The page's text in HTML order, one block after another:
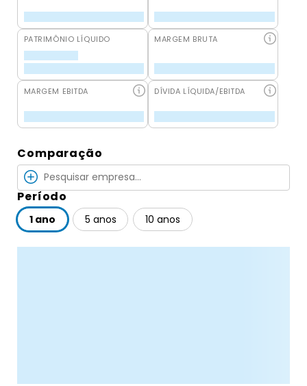
PATRIMÔNIO LÍQUIDO MARGEM BRUTA
MARGEM EBITDA DÍVIDA LÍQUIDA/EBITDA
Comparação
Período
1 ano 5 anos 10 anos